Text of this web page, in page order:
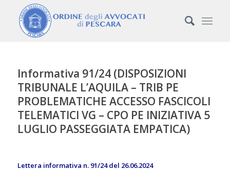
Informativa 91/24 (DISPOSIZIONI
TRIBUNALE L’AQUILA – TRIB PE
PROBLEMATICHE ACCESSO FASCICOLI
TELEMATICI VG – CPO PE INIZIATIVA 5
LUGLIO PASSEGGIATA EMPATICA)
Lettera informativa n. 91/24 del 26.06.2024